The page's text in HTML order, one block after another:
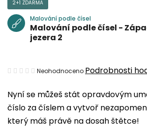
Nyní se můžeš stát opravdovým
číslo za číslem a vytvoř
který máš právě na dosah štětce!
2+1 ZDARMA
Malování podle čísel
Malování podle čísel -
jezera 2
Průměrné
produktu
je
0,0
Neohodnoceno Podrobnosti